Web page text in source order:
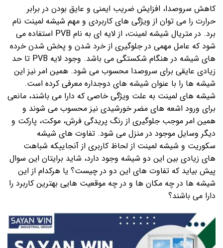
کاهش سروصدا، افزایش ضریب ایمنی و عایق بودن در برابر
حرارت را می توان از ویژگی های کاربردی و مهم شیشه لمینت نام
برد. در متریال شیشه لمینت، از لایه ای به نام PVB استفاده می
شود که عامل مهمی در جلوگیری از خرد شدن و پخش شدن خرده
های شیشه در هنگام شکستگی می باشد. وجود لایه PVB تا حد
زیادی عایقی برای سروصدا محسوب می شود. همین امر نیز این
شیشه ها را با عنوان شیشه های دوجداره معرفی کرده است.
شیشه های لمینت به علت ویژگی خاصی که دارا می باشند، مانعی
برای ورود اشعه های مضر خورشیدی نیز محسوب می شوند و
همین امر موجب جلوگیری از رنگ پریدگی فرش، موکت، پارکت و
دیگر وسایل موجود در منزل می شود. تفاوت های شیشه
سکوریت و شیشه لمینت از لحاظ کاربری از آنجاییکه شباهت
های زیادی بین این دو شیشه وجود دارد، شاید برایتان این سوال
پیش بیاید که تفاوت های این دو در چیست؟ یا هرکدام از این
شیشه ها در چه مکان ها و در چه موقعیت هایی بهترین کاربرد را
دارا می باشند؟